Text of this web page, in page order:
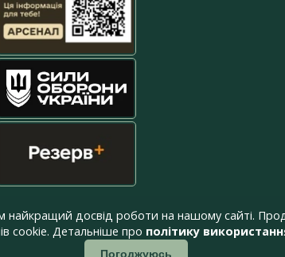
досвід роботи на нашому сайті.
cookie. Детальніше про політику
Погоджуюсь